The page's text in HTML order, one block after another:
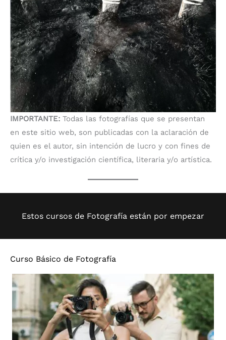
IMPORTANTE: Todas las fotografías que se presentan
en este sitio web, son publicadas con la aclaración de
quien es el autor, sin intención de lucro y con fines de
crítica y/o investigación científica, literaria y/o artística.
Estos cursos de Fotografía están por empezar
Curso Básico de Fotografía